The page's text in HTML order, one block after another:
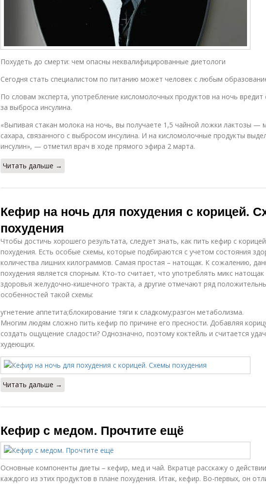
Похудеть до смерти: чем опасны неквалифицированные диетологи
Сегодня стать специалистом по питанию может человек с любым
По словам эксперта, употребление кисломолочных продуктов на ночь вредит
за выброса инсулина.
«Выпивая стакан молока на ночь, вы получаете 1,5 чайной ложки лактозы —
сахара, связанного с выбросом инсулина. И на кисломолочные продукты
инсулин», — отметил врач в ходе прямого эфира 2 марта.
Читать дальше →
Кефир на ночь для похудения с корицей.
похудения
Чтобы достичь хорошего результата, следует знать, как пить кефир с
похудения. Есть особые схемы, которые подбираются с учетом состояния
количества лишних килограммов. Самая простая – натощак. К сожалению,
похудения является спорным. Кто-то считает, что употреблять микс натощак
здоровья желудочно-кишечного тракта, а другие отмечают ряд
особенностей такой схемы:
угнетение аппетита;блокирование тяги к сладкому;разгон метаболизма.
Многим людям сложно пить кефир по причине его пресности. Добавляя
создать ощущение сладости? Однозначно, поэтому коктейль и считается
худеющих.
Читать дальше →
Кефир с медом. Прочтите ещё
Основные компоненты диеты – кефир, мед и чай. Вкратце расскажу о
каждого из этих продуктов в плане похудения. Итак, кефир. Во-первых, он